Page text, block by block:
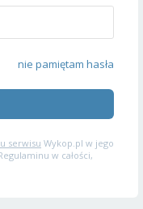
nie pamiętam hasła
serwisu Wykop.pl w jego
w całości,